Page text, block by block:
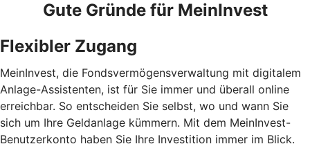
Gute Gründe für MeinInvest
Flexibler Zugang
MeinInvest, die Fondsvermögensverwaltung mit digitalem
Anlage-Assistenten, ist für Sie immer und überall online
erreichbar. So entscheiden Sie selbst, wo und wann Sie
sich um Ihre Geldanlage kümmern. Mit dem MeinInvest-
Benutzerkonto haben Sie Ihre Investition immer im Blick.